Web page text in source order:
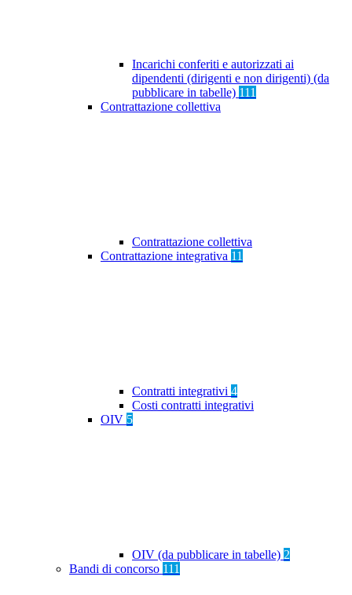
Incarichi conferiti e autorizzati ai
dipendenti (dirigenti e non dirigenti) (da
pubblicare in tabelle) 111
Contrattazione collettiva
Contrattazione collettiva
Contrattazione integrativa 11
Contratti integrativi 4
Costi contratti integrativi
OIV 5
OIV (da pubblicare in tabelle) 2
Bandi di concorso 111